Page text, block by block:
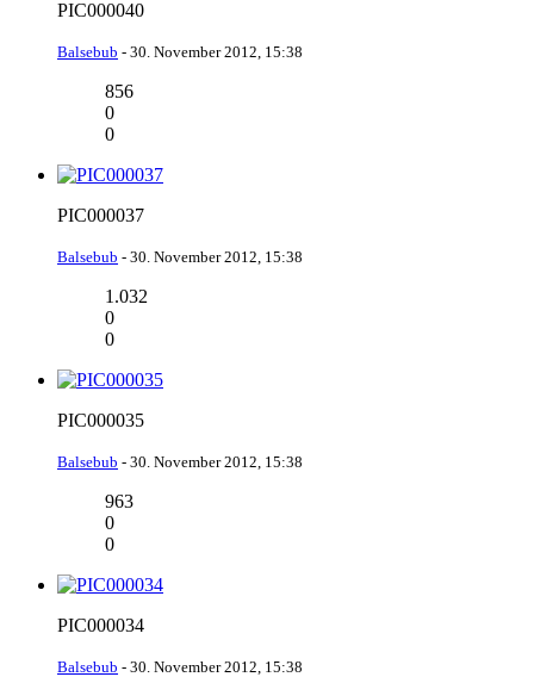
PIC000040
Balsebub - 30. November 2012, 15:38
856
0
0
PIC000037
Balsebub - 30. November 2012, 15:38
1.032
0
0
PIC000035
Balsebub - 30. November 2012, 15:38
963
0
0
PIC000034
Balsebub - 30. November 2012, 15:38